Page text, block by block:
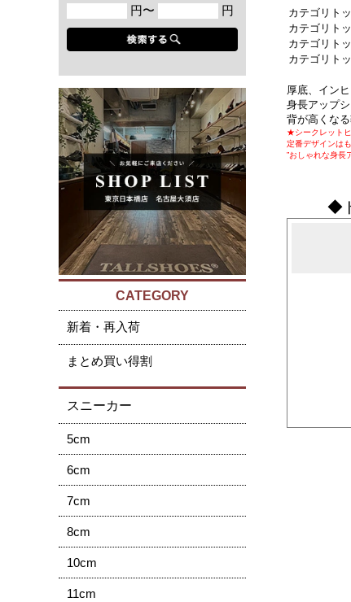
円〜 円
CATEGORY
新着・再入荷
まとめ買い得割
スニーカー
5cm
6cm
7cm
8cm
10cm
11cm
カテゴリト
カテゴリト
カテゴリト
カテゴリト
厚底、イン
身長アップ
背が高くな
★シークレット
定番デザインは
”おしゃれな身長
◆